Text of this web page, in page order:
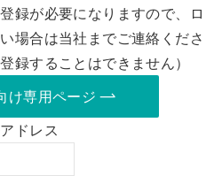
録が必要になりますので、ロ
場合は当社までご連絡くださ
録することはできません）
け専用ページ
ドレス